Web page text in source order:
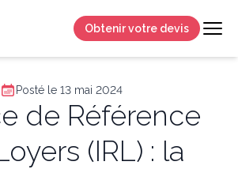
Obtenir votre devis
Posté le 13 mai 2024
de Référence
(IRL) : la